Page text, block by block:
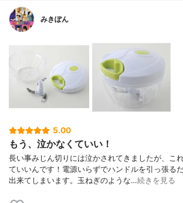
みきぽん
5.00
もう、泣かなくていい！
長い事みじん切りには泣かされてきましたが、こ
ていいんです！電源いらずでハンドルを引っ張る
出来てしまいます。玉ねぎのような…続きを見る